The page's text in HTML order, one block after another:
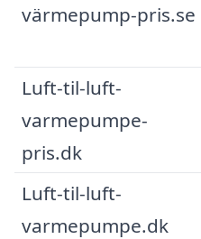
värmepump-pris.se
Luft-til-luft-
varmepumpe-
pris.dk
Luft-til-luft-
varmepumpe.dk